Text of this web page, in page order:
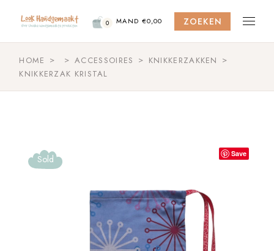
content
0 MAND €0,00 ZOEKEN
HOME ACCESSOIRES
KNIKKERZAKKEN
KNIKKERZAK KRISTAL
Sold Save